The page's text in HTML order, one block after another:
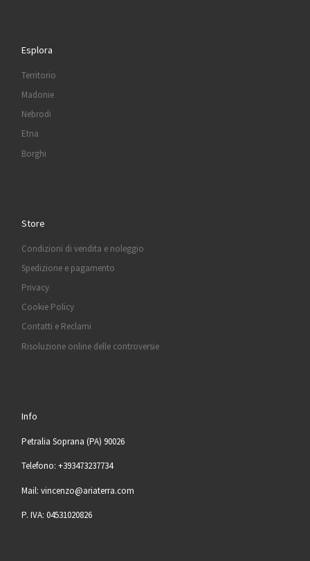
Esplora
Territorio
Madonie
Nebrodi
Etna
Borghi
Store
Condizioni di vendita e noleggio
Spedizione e pagamento
Privacy
Cookie Policy
Contatti e Reclami
Risoluzione online delle controversie
Info
Petralia Soprana (PA) 90026
Telefono: +393473237734
Mail: vincenzo@ariaterra.com
P. IVA: 04531020826